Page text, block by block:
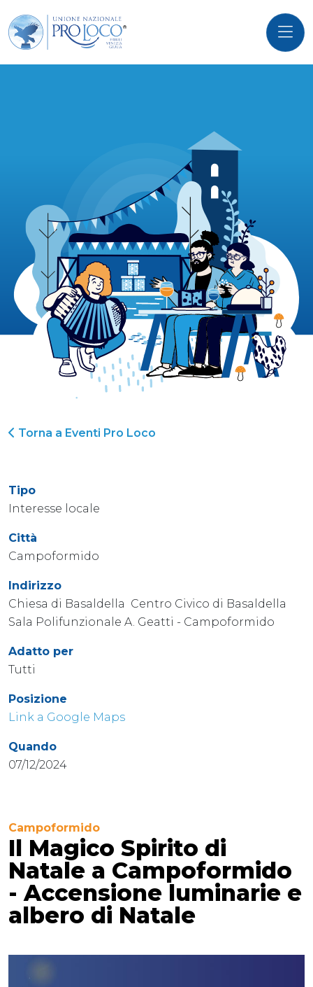
Torna a Eventi Pro Loco
Tipo
Interesse locale
Città
Campoformido
Indirizzo
Chiesa di Basaldella Centro Civico di Basaldella
Sala Polifunzionale A. Geatti - Campoformido
Adatto per
Tutti
Posizione
Link a Google Maps
Quando
07/12/2024
Campoformido
Il Magico Spirito di
Natale a Campoformido
- Accensione luminarie e
albero di Natale